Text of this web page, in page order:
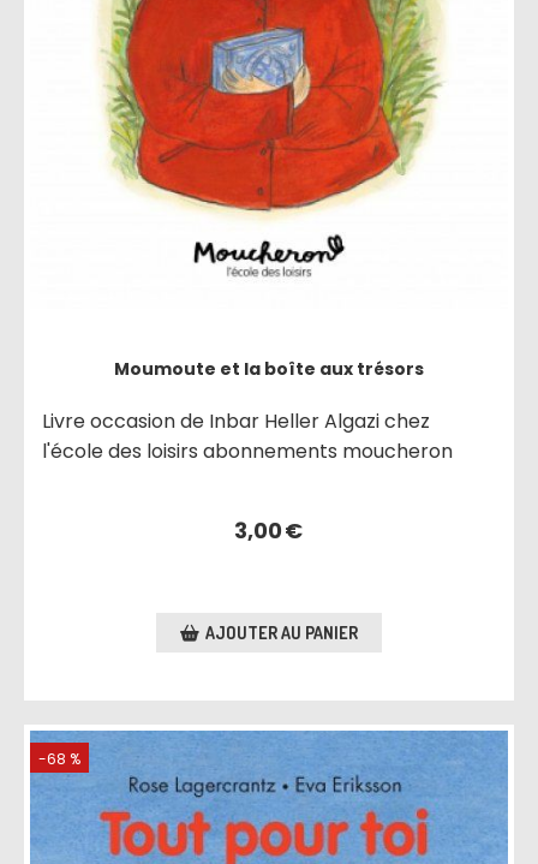
Moumoute et la boîte aux trésors
Livre occasion de Inbar Heller Algazi chez
l'école des loisirs abonnements moucheron
3,00€
AJOUTER AU PANIER
-68 %